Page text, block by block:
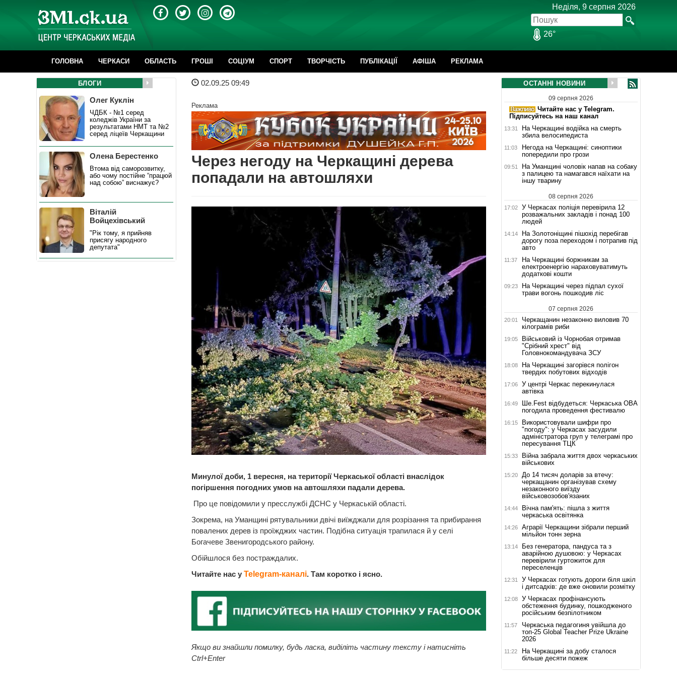
Неділя, 9 серпня 2026
26°
ГОЛОВНА ЧЕРКАСИ ОБЛАСТЬ ГРОШІ CОЦІУМ СПОРТ ТВОРЧІСТЬ ПУБЛІКАЦІЇ АФІША РЕКЛАМА
02.09.25 09:49
Реклама
Через негоду на Черкащині дерева
попадали на автошляхи
Минулої доби, 1 вересня, на території Черкаської області внаслідок
погіршення погодних умов на автошляхи падали дерева.
Про це повідомили у пресслужбі ДСНС у Черкаській області.
Зокрема, на Уманщині рятувальники двічі виїжджали для розрізання та прибирання
повалених дерев із проїжджих частин. Подібна ситуація трапилася й у селі
Богачеве Звенигородського району.
Обійшлося без постраждалих.
Читайте нас у Telegram-каналі. Там коротко і ясно.
Якщо ви знайшли помилку, будь ласка, виділіть частину тексту і натисніть
Ctrl+Enter
БЛОГИ
Олег Куклін
ЧДБК - №1 серед
коледжів України за
результатами НМТ та №2
серед ліцеїв Черкащини
Олена Берестенко
Втома від саморозвитку,
або чому постійне “працюй
над собою” виснажує?
Віталій
Войцехівський
"Рік тому, я прийняв
присягу народного
депутата"
ОСТАННІ НОВИНИ
09 серпня 2026
Читайте нас у Telegram.
Підписуйтесь на наш канал
13:31
На Черкащині водійка на смерть
збила велосипедиста
11:03
Негода на Черкащині: синоптики
попередили про грози
09:51
На Уманщині чоловік напав на собаку
з палицею та намагався наїхати на
іншу тварину
08 серпня 2026
17:02
У Черкасах поліція перевірила 12
розважальних закладів і понад 100
людей
14:14
На Золотоніщині пішохід перебігав
дорогу поза переходом і потрапив під
авто
11:37
На Черкащині боржникам за
електроенергію нараховуватимуть
додаткові кошти
09:23
На Черкащині через підпал сухої
трави вогонь пошкодив ліс
07 серпня 2026
20:01
Черкащанин незаконно виловив 70
кілограмів риби
19:05
Військовий із Чорнобая отримав
"Срібний хрест" від
Головнокомандувача ЗСУ
18:08
На Черкащині загорівся полігон
твердих побутових відходів
17:06
У центрі Черкас перекинулася
автівка
16:49
Ше.Fest відбудеться: Черкаська ОВА
погодила проведення фестивалю
16:15
Використовували шифри про
"погоду": у Черкасах засудили
адміністратора груп у телеграмі про
пересування ТЦК
15:33
Війна забрала життя двох черкаських
військових
15:20
До 14 тисяч доларів за втечу:
черкащанин організував схему
незаконного виїзду
військовозобов'язаних
14:44
Вічна пам'ять: пішла з життя
черкаська освітянка
14:26
Аграрії Черкащини зібрали перший
мільйон тонн зерна
13:14
Без генератора, пандуса та з
аварійною душовою: у Черкасах
перевірили гуртожиток для
переселенців
12:31
У Черкасах готують дороги біля шкіл
і дитсадків: де вже оновили розмітку
12:08
У Черкасах профінансують
обстеження будинку, пошкодженого
російським безпілотником
11:57
Черкаська педагогиня увійшла до
топ-25 Global Teacher Prize Ukraine
2026
11:22
На Черкащині за добу сталося
більше десяти пожеж